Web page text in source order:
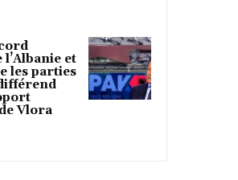
et
les parties
Vlora